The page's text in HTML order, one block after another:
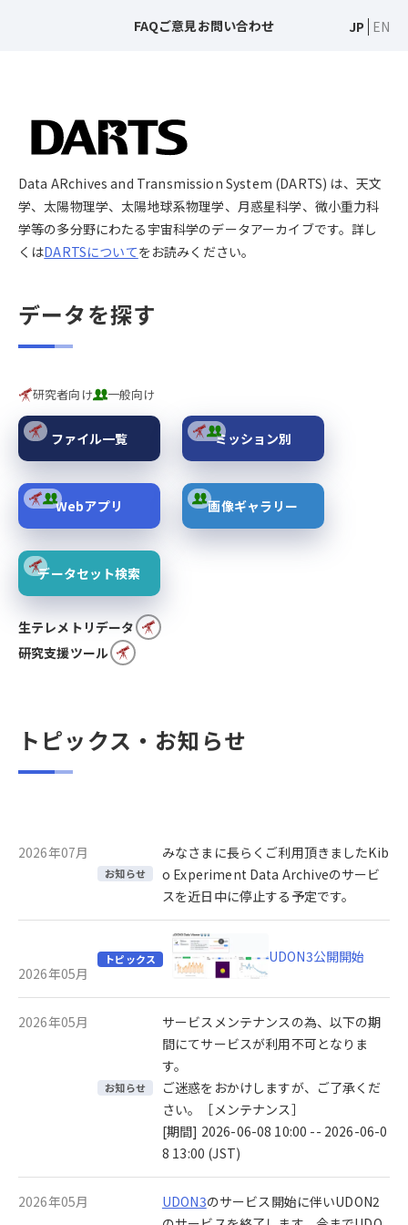
FAQご意見お問い合わせ JP EN
Data ARchives and Transmission System (DARTS) は、天文
学、太陽物理学、太陽地球系物理学、月惑星科学、微小重力科
学等の多分野にわたる宇宙科学のデータアーカイブです。詳し
くはDARTSについてをお読みください。
データを探す
研究者向け 一般向け
ファイル一覧 ミッション別
Webアプリ 画像ギャラリー
データセット検索
生テレメトリデータ
研究支援ツール
トピックス・お知らせ
2026年07月
お知らせ
みなさまに長らくご利用頂きましたKib
o Experiment Data Archiveのサービ
スを近日中に停止する予定です。
2026年05月
トピックス UDON3公開開始
2026年05月
お知らせ
サービスメンテナンスの為、以下の期
間にてサービスが利用不可となりま
す。
ご迷惑をおかけしますが、ご了承くだ
さい。［メンテナンス］
[期間] 2026-06-08 10:00 -- 2026-06-0
8 13:00 (JST)
2026年05月 UDON3のサービス開始に伴いUDON2